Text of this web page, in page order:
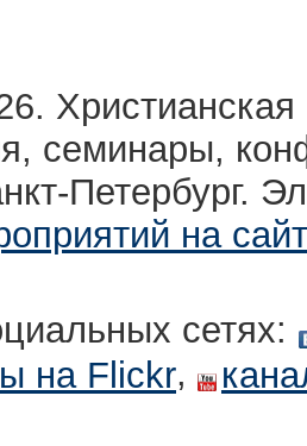
семинары,
Петербург.
на сайт
сетях:
на Flickr,